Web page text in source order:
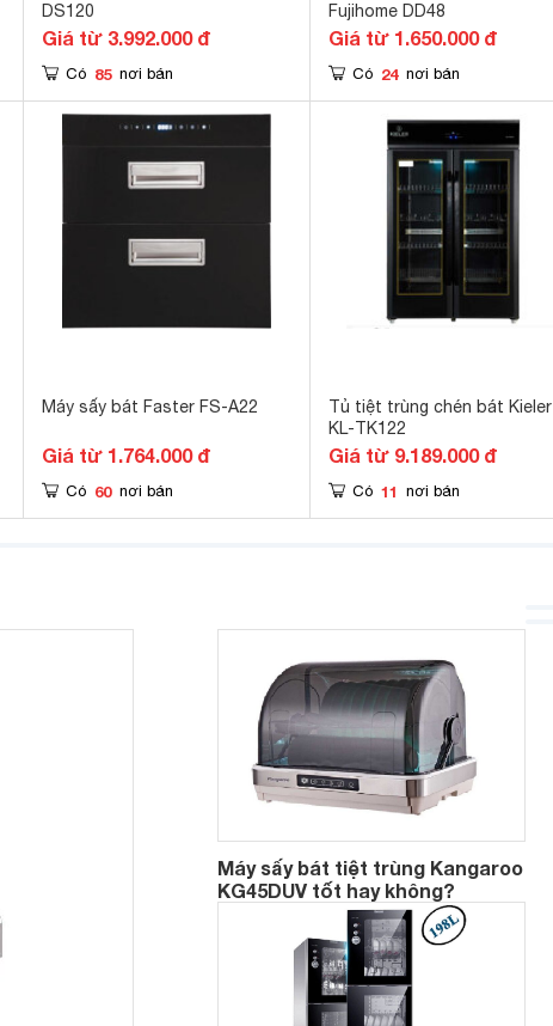
DS120
Giá từ 3.992.000 đ
Có 85 nơi bán
Fujihome DD48
Giá từ 1.650.000 đ
Có 24 nơi bán
Máy sấy bát Faster FS-A22
Giá từ 1.764.000 đ
Có 60 nơi bán
Tủ tiệt trùng chén bát Kieler
KL-TK122
Giá từ 9.189.000 đ
Có 11 nơi bán
Máy sấy bát tiệt trùng Kangaroo
KG45DUV tốt hay không?